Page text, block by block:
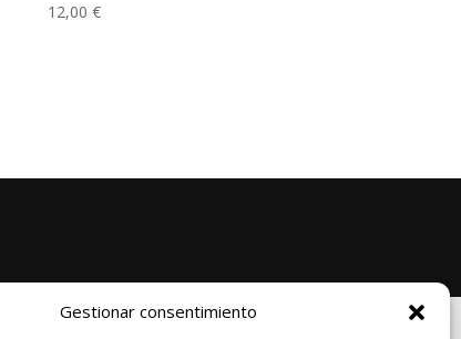
Gestionar consentimiento
12,00€